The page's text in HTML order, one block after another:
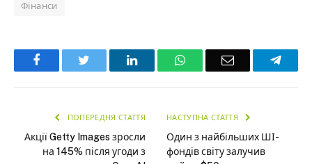
Фінанси
Facebook LinkedInWhatsAppEmail
ПОПЕРЕДНЯ СТАТТЯ
Акції Getty Images зросли
на 145% після угоди з
НАСТУПНА СТАТТЯ
Один з найбільших ШІ-
фондів світу залучив